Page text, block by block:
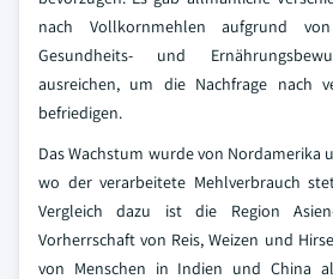
nach Vollkornmehlen aufgrund
Gesundheits- und
ausreichen, um die Nachfrage nach
befriedigen.
Das Wachstum wurde von Nordamerika
wo der verarbeitete Mehlverbrauch
Vergleich dazu ist die Region
Vorherrschaft von Reis, Weizen und
von Menschen in Indien und China